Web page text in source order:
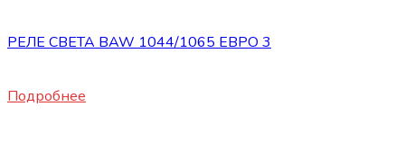
РЕЛЕ СВЕТА BAW 1044/1065 ЕВРО 3
Подробнее